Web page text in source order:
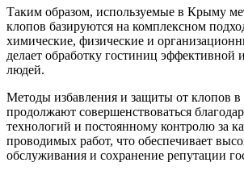
Таким образом, используемые в Крыму
клопов базируются на комплексном
химические, физические и
делает обработку гостиниц эффективной
людей.
Методы избавления и защиты от клопов в
продолжают совершенствоваться
технологий и постоянному контролю за
проводимых работ, что обеспечивает
обслуживания и сохранение репутации